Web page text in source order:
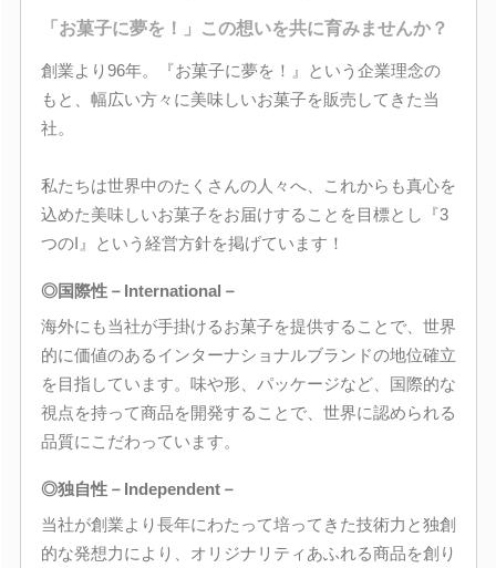
「お菓子に夢を！」この想いを共に育みませんか？
創業より96年。『お菓子に夢を！』という企業理念の
もと、幅広い方々に美味しいお菓子を販売してきた当
社。
私たちは世界中のたくさんの人々へ、これからも真心を
込めた美味しいお菓子をお届けすることを目標とし『3
つのI』という経営方針を掲げています！
◎国際性－International－
海外にも当社が手掛けるお菓子を提供することで、世界
的に価値のあるインターナショナルブランドの地位確立
を目指しています。味や形、パッケージなど、国際的な
視点を持って商品を開発することで、世界に認められる
品質にこだわっています。
◎独自性－Independent－
当社が創業より長年にわたって培ってきた技術力と独創
的な発想力により、オリジナリティあふれる商品を創り